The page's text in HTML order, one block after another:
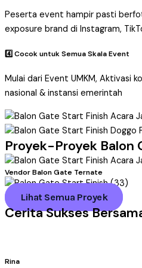
Peserta event hampir pasti
exposure brand di Instagram,
4️⃣ Cocok untuk Semua Skala Event
Mulai dari Event UMKM, Aktivasi
nasional & instansi emerintah
Proyek-Proyek Balon
Vendor Balon Gate Ternate
Lihat Semua Proyek
Cerita Sukses
Rina